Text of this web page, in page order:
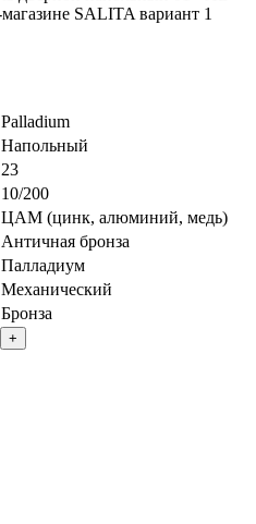
Palladium
Напольный
23
10/200
ЦАМ (цинк, алюминий, медь)
Античная бронза
Палладиум
Механический
Бронза
+